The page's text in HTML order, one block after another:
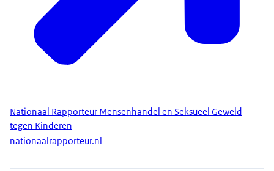
Nationaal Rapporteur Mensenhandel en Seksueel Geweld
tegen Kinderen
nationaalrapporteur.nl